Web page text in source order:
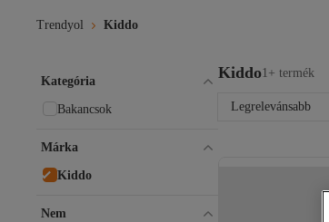
Trendyol Kiddo
Kiddo1+ termék
Legrelevánsabb
Kategória
Bakancsok
Márka
Kiddo
Nem